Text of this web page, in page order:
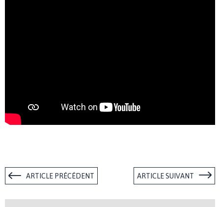
ARTICLE PRÉCÉDENT ARTICLE SUIVANT